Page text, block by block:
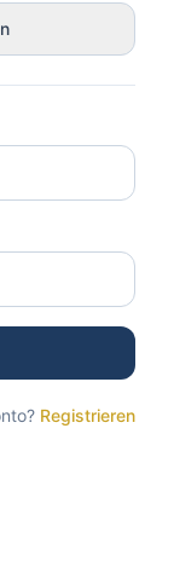
Registrieren